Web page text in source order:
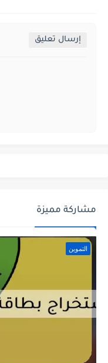
إرسال تعليق
مشاركة مميزة
التموين